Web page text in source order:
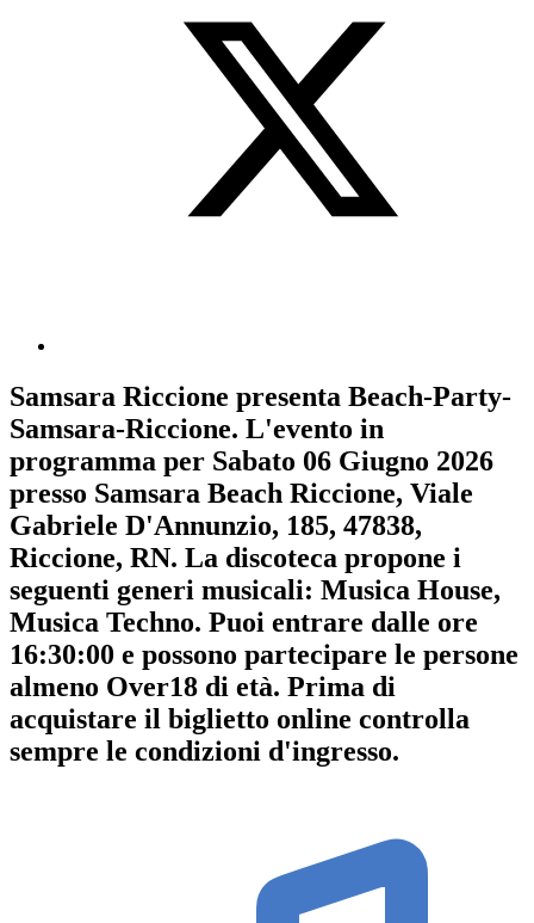
Samsara Riccione presenta Beach-Party-
Samsara-Riccione. L'evento in
programma per Sabato 06 Giugno 2026
presso Samsara Beach Riccione, Viale
Gabriele D'Annunzio, 185, 47838,
Riccione, RN. La discoteca propone i
seguenti generi musicali: Musica House,
Musica Techno. Puoi entrare dalle ore
16:30:00 e possono partecipare le persone
almeno Over18 di età. Prima di
acquistare il biglietto online controlla
sempre le condizioni d'ingresso.